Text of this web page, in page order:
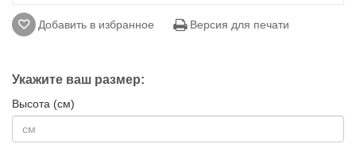
Добавить в избранное Версия для печати
Укажите ваш размер:
Высота (см)